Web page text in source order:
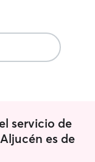
servicio de
es de